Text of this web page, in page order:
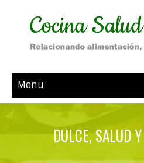
Menu
DULCE, SALUD